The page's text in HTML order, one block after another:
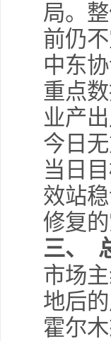
局。
前仍
中东
重点
业产
今日
当日
效站
修复的
三、
市场
地后
霍尔